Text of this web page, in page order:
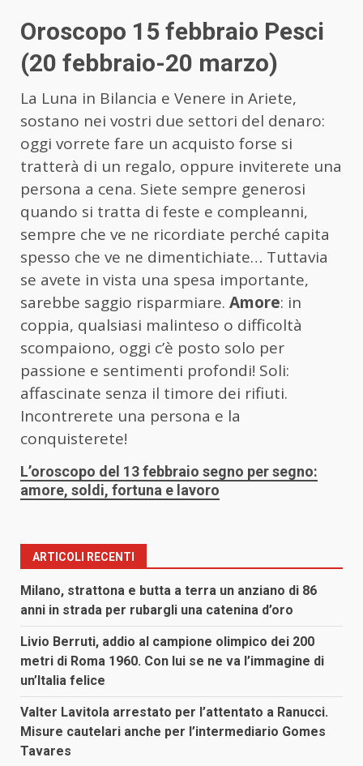
Oroscopo 15 febbraio Pesci
(20 febbraio-20 marzo)
La Luna in Bilancia e Venere in Ariete,
sostano nei vostri due settori del denaro:
oggi vorrete fare un acquisto forse si
tratterà di un regalo, oppure inviterete una
persona a cena. Siete sempre generosi
quando si tratta di feste e compleanni,
sempre che ve ne ricordiate perché capita
spesso che ve ne dimentichiate… Tuttavia
se avete in vista una spesa importante,
sarebbe saggio risparmiare. Amore: in
coppia, qualsiasi malinteso o difficoltà
scompaiono, oggi c’è posto solo per
passione e sentimenti profondi! Soli:
affascinate senza il timore dei rifiuti.
Incontrerete una persona e la
conquisterete!
L’oroscopo del 13 febbraio segno per segno:
amore, soldi, fortuna e lavoro
ARTICOLI RECENTI
Milano, strattona e butta a terra un anziano di 86
anni in strada per rubargli una catenina d’oro
Livio Berruti, addio al campione olimpico dei 200
metri di Roma 1960. Con lui se ne va l’immagine di
un’Italia felice
Valter Lavitola arrestato per l’attentato a Ranucci.
Misure cautelari anche per l’intermediario Gomes
Tavares